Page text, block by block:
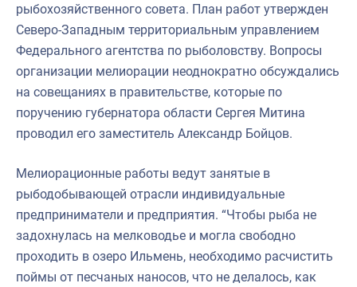
рыбохозяйственного совета. План работ утвержден
Северо-Западным территориальным управлением
Федерального агентства по рыболовству. Вопросы
организации мелиорации неоднократно обсуждались
на совещаниях в правительстве, которые по
поручению губернатора области Сергея Митина
проводил его заместитель Александр Бойцов.
Мелиорационные работы ведут занятые в
рыбодобывающей отрасли индивидуальные
предприниматели и предприятия. “Чтобы рыба не
задохнулась на мелководье и могла свободно
проходить в озеро Ильмень, необходимо расчистить
поймы от песчаных наносов, что не делалось, как